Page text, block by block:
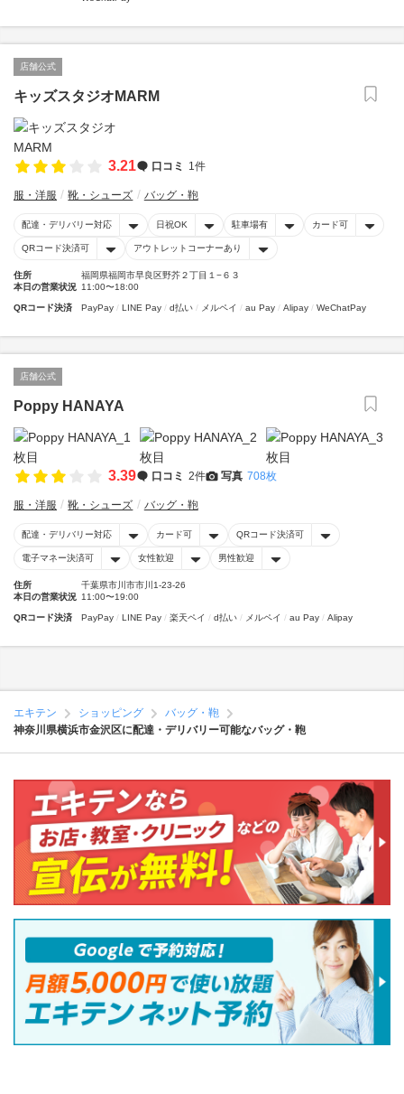
店舗公式
キッズスタジオMARM
3.21 口コミ 1件
服・洋服 靴・シューズ バッグ・鞄
配達・デリバリー対応 日祝OK 駐車場有 カード可
QRコード決済可 アウトレットコーナーあり
住所
福岡県福岡市早良区野芥２丁目１−６３
本日の営業状況 11:00〜18:00
QRコード決済 PayPay LINE Pay d払い メルペイ au Pay Alipay WeChatPay
店舗公式
Poppy HANAYA
3.39 口コミ 2件 写真 708枚
服・洋服 靴・シューズ バッグ・鞄
配達・デリバリー対応 カード可 QRコード決済可
電子マネー決済可 女性歓迎 男性歓迎
住所
千葉県市川市市川1-23-26
本日の営業状況 11:00〜19:00
QRコード決済 PayPay LINE Pay 楽天ペイ d払い メルペイ au Pay Alipay
エキテン ショッピング
バッグ・鞄
神奈川県横浜市金沢区に配達・デリバリー可能なバッグ・鞄